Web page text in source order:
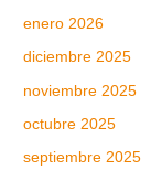
enero 2026
diciembre 2025
noviembre 2025
octubre 2025
septiembre 2025